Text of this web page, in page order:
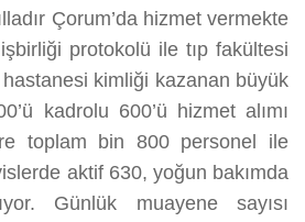
Çorum’da hizmet vermekte
işbirliği protokolü ile tıp fakültesi
kimliği kazanan büyük
kadrolu 600’ü hizmet alımı
toplam bin 800 personel ile
aktif 630, yoğun bakımda
Günlük muayene sayısı